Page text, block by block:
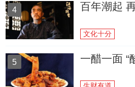
4 百年潮起
文化十分
5 一醋一面 “